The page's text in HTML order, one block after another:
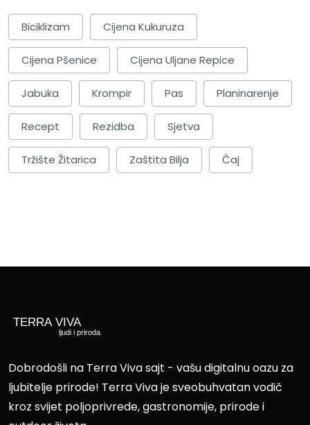
Biciklizam Cijena Kukuruza
Cijena Pšenice Cijena Uljane Repice
Jabuka Krompir Pas Planinarenje
Recept Rezidba Sjetva
Tržište Žitarica Zaštita Bilja Čaj
Dobrodošli na Terra Viva sajt - vašu digitalnu oazu za
ljubitelje prirode! Terra Viva je sveobuhvatan vodič
kroz svijet poljoprivrede, gastronomije, prirode i